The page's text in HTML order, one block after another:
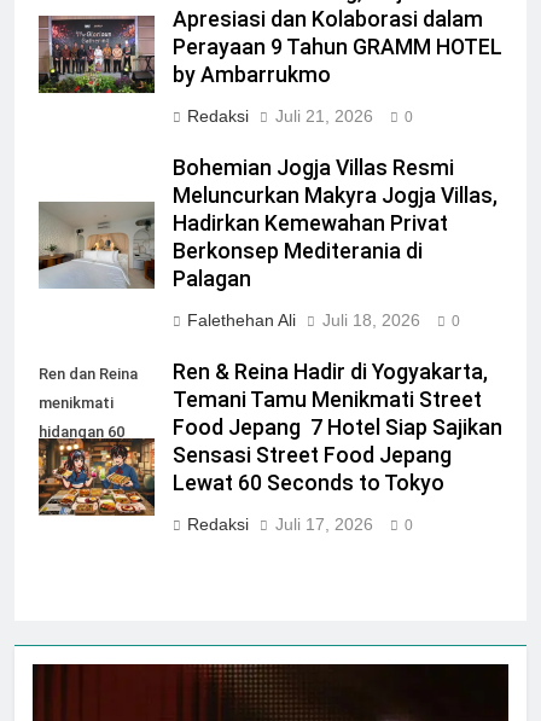
Apresiasi dan Kolaborasi dalam
Perayaan 9 Tahun GRAMM HOTEL
by Ambarrukmo
Redaksi Juli 21, 2026 0
Bohemian Jogja Villas Resmi
Meluncurkan Makyra Jogja Villas,
Hadirkan Kemewahan Privat
Berkonsep Mediterania di
Palagan
Falethehan Ali Juli 18, 2026 0
Ren dan Reina
menikmati
hidangan 60
Seconds to
Tokyo
Ren & Reina Hadir di Yogyakarta,
Temani Tamu Menikmati Street
Food Jepang 7 Hotel Siap Sajikan
Sensasi Street Food Jepang
Lewat 60 Seconds to Tokyo
Redaksi Juli 17, 2026 0